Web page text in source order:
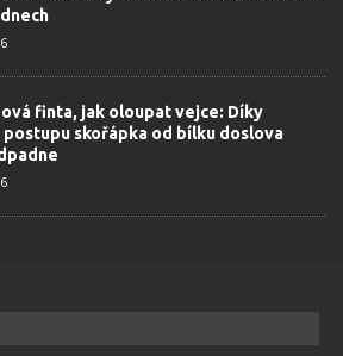
finta, jak oloupat vejce: Díky
skořápka od bílku doslova